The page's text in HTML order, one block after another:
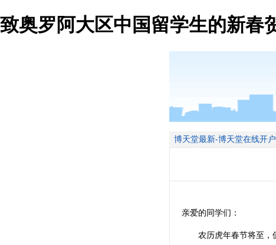
致奥罗阿大区中国留学生的新春
博天堂最新-博天堂在线开户
亲爱的同学们：
农历虎年春节将至，